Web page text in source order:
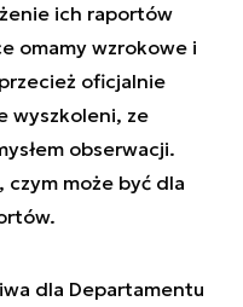
ich raportów
omamy wzrokowe i
oficjalnie
wyszkoleni, ze
obserwacji.
może być dla
dla Departamentu